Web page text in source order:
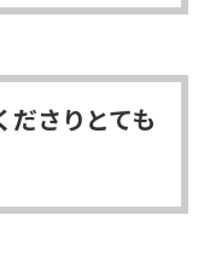
ださりとても